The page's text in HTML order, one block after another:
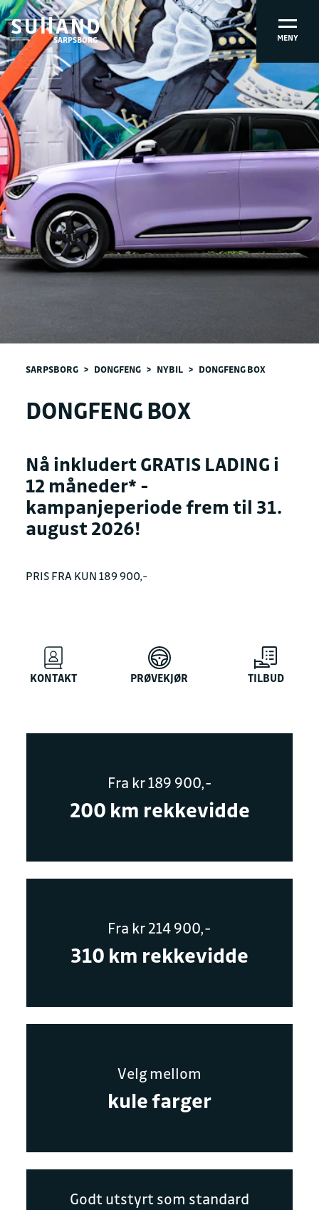
SARPSBORG MENY
SARPSBORG > DONGFENG > NYBIL > DONGFENG BOX
DONGFENG BOX
Nå inkludert GRATIS LADING i
12 måneder* -
kampanjeperiode frem til 31.
august 2026!
PRIS FRA KUN 189 900,-
KONTAKT PRØVEKJØR TILBUD
Fra kr 189 900,-
200 km rekkevidde
Fra kr 214 900,-
310 km rekkevidde
Velg mellom
kule farger
Godt utstyrt som standard